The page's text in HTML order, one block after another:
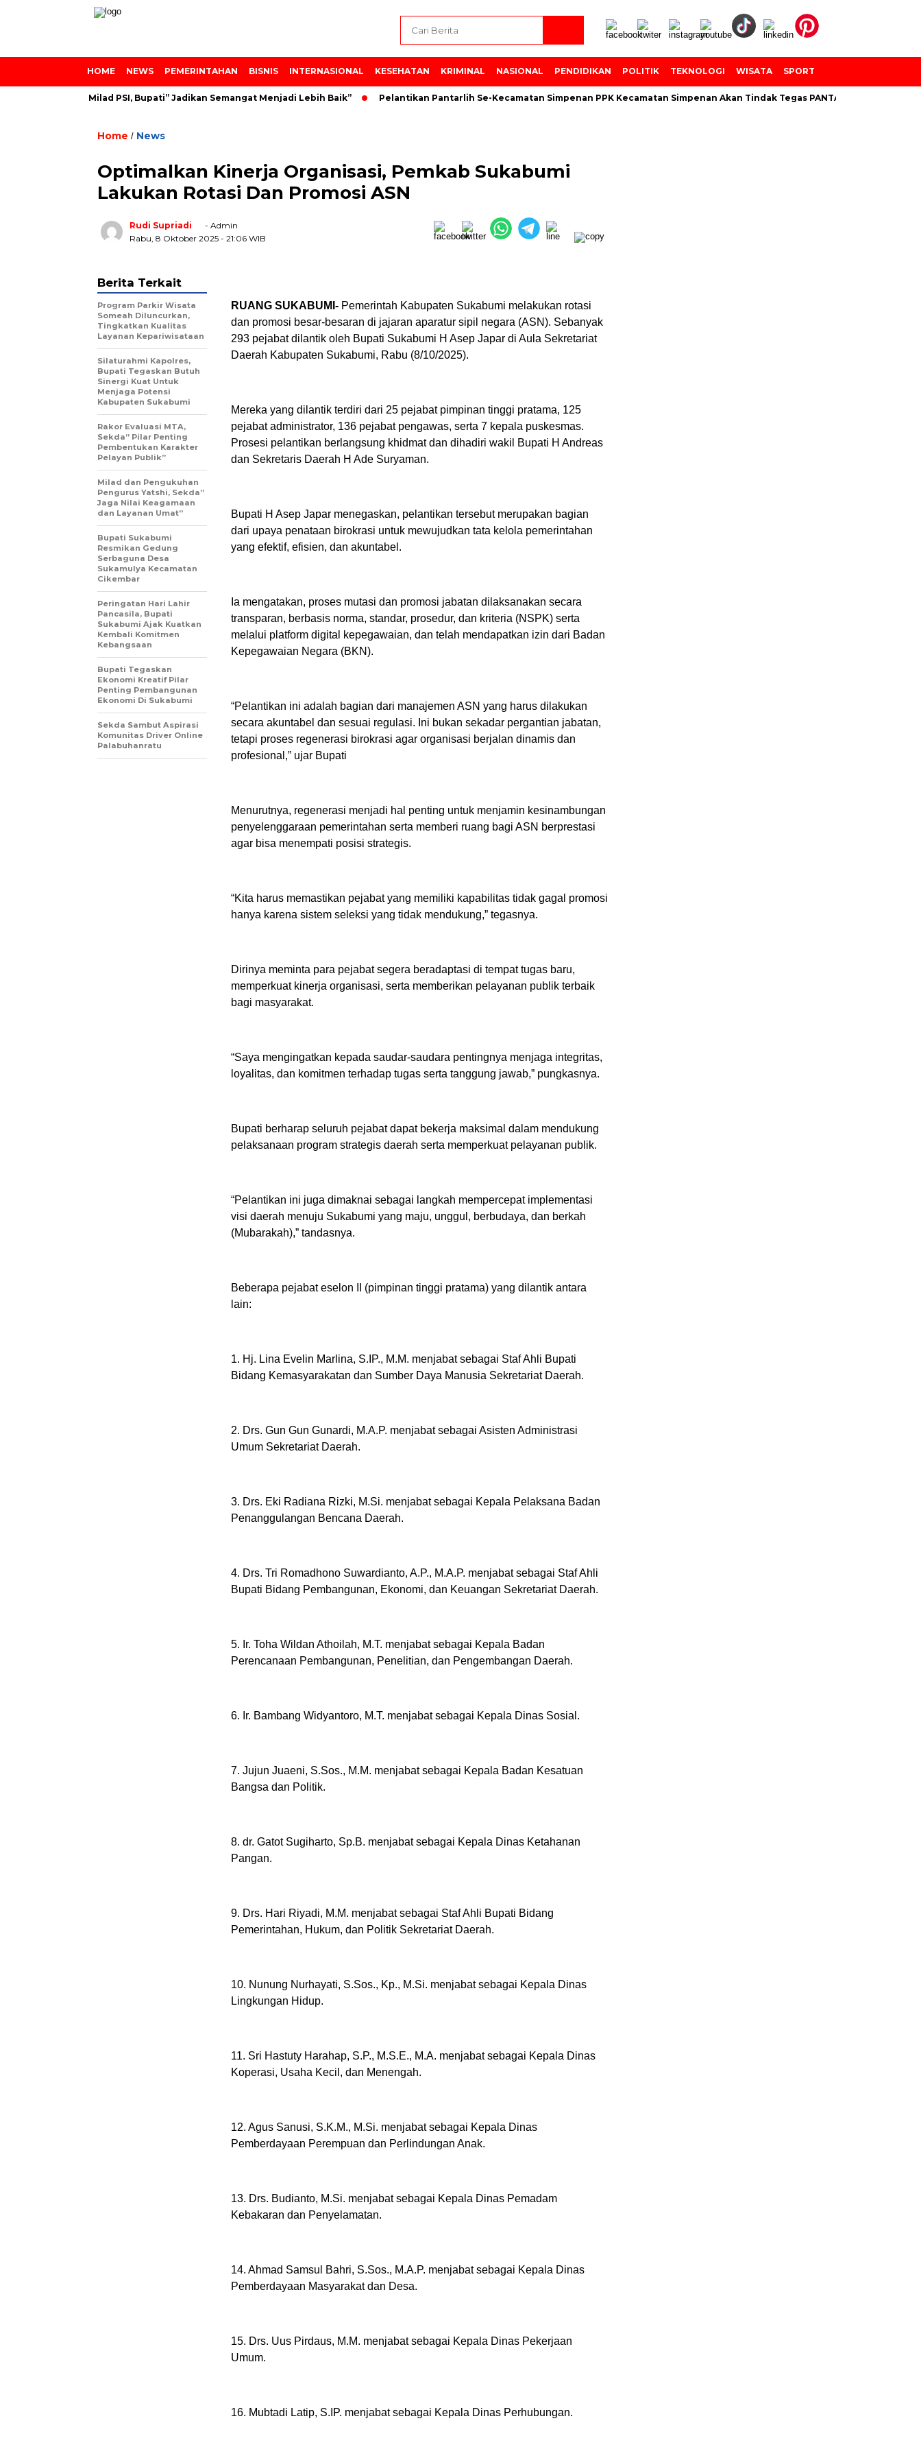
HOME NEWS PEMERINTAHAN BISNIS INTERNASIONAL KESEHATAN KRIMINAL NASIONAL PENDIDIKAN POLITIK TEKNOLOGI WISATA SPORT
dan Milad PSI, Bupati” Jadikan Semangat Menjadi Lebih Baik” Pelantikan Pantarlih Se-Kecamatan Simpenan PPK Kecamatan Simpenan Akan Tindak Tegas PANTARLIH Yang Tembak
Home / News
Optimalkan Kinerja Organisasi, Pemkab Sukabumi
Lakukan Rotasi Dan Promosi ASN
Rudi Supriadi
- Admin
Rabu, 8 Oktober 2025 - 21:06 WIB
RUANG SUKABUMI- Pemerintah Kabupaten Sukabumi melakukan rotasi
dan promosi besar-besaran di jajaran aparatur sipil negara (ASN). Sebanyak
293 pejabat dilantik oleh Bupati Sukabumi H Asep Japar di Aula Sekretariat
Daerah Kabupaten Sukabumi, Rabu (8/10/2025).
Mereka yang dilantik terdiri dari 25 pejabat pimpinan tinggi pratama, 125
pejabat administrator, 136 pejabat pengawas, serta 7 kepala puskesmas.
Prosesi pelantikan berlangsung khidmat dan dihadiri wakil Bupati H Andreas
dan Sekretaris Daerah H Ade Suryaman.
Bupati H Asep Japar menegaskan, pelantikan tersebut merupakan bagian
dari upaya penataan birokrasi untuk mewujudkan tata kelola pemerintahan
yang efektif, efisien, dan akuntabel.
Ia mengatakan, proses mutasi dan promosi jabatan dilaksanakan secara
transparan, berbasis norma, standar, prosedur, dan kriteria (NSPK) serta
melalui platform digital kepegawaian, dan telah mendapatkan izin dari Badan
Kepegawaian Negara (BKN).
“Pelantikan ini adalah bagian dari manajemen ASN yang harus dilakukan
secara akuntabel dan sesuai regulasi. Ini bukan sekadar pergantian jabatan,
tetapi proses regenerasi birokrasi agar organisasi berjalan dinamis dan
profesional,” ujar Bupati
Menurutnya, regenerasi menjadi hal penting untuk menjamin kesinambungan
penyelenggaraan pemerintahan serta memberi ruang bagi ASN berprestasi
agar bisa menempati posisi strategis.
“Kita harus memastikan pejabat yang memiliki kapabilitas tidak gagal promosi
hanya karena sistem seleksi yang tidak mendukung,” tegasnya.
Dirinya meminta para pejabat segera beradaptasi di tempat tugas baru,
memperkuat kinerja organisasi, serta memberikan pelayanan publik terbaik
bagi masyarakat.
“Saya mengingatkan kepada saudar-saudara pentingnya menjaga integritas,
loyalitas, dan komitmen terhadap tugas serta tanggung jawab,” pungkasnya.
Bupati berharap seluruh pejabat dapat bekerja maksimal dalam mendukung
pelaksanaan program strategis daerah serta memperkuat pelayanan publik.
“Pelantikan ini juga dimaknai sebagai langkah mempercepat implementasi
visi daerah menuju Sukabumi yang maju, unggul, berbudaya, dan berkah
(Mubarakah),” tandasnya.
Beberapa pejabat eselon II (pimpinan tinggi pratama) yang dilantik antara
lain:
1. Hj. Lina Evelin Marlina, S.IP., M.M. menjabat sebagai Staf Ahli Bupati
Bidang Kemasyarakatan dan Sumber Daya Manusia Sekretariat Daerah.
2. Drs. Gun Gun Gunardi, M.A.P. menjabat sebagai Asisten Administrasi
Umum Sekretariat Daerah.
3. Drs. Eki Radiana Rizki, M.Si. menjabat sebagai Kepala Pelaksana Badan
Penanggulangan Bencana Daerah.
4. Drs. Tri Romadhono Suwardianto, A.P., M.A.P. menjabat sebagai Staf Ahli
Bupati Bidang Pembangunan, Ekonomi, dan Keuangan Sekretariat Daerah.
5. Ir. Toha Wildan Athoilah, M.T. menjabat sebagai Kepala Badan
Perencanaan Pembangunan, Penelitian, dan Pengembangan Daerah.
6. Ir. Bambang Widyantoro, M.T. menjabat sebagai Kepala Dinas Sosial.
7. Jujun Juaeni, S.Sos., M.M. menjabat sebagai Kepala Badan Kesatuan
Bangsa dan Politik.
8. dr. Gatot Sugiharto, Sp.B. menjabat sebagai Kepala Dinas Ketahanan
Pangan.
9. Drs. Hari Riyadi, M.M. menjabat sebagai Staf Ahli Bupati Bidang
Pemerintahan, Hukum, dan Politik Sekretariat Daerah.
10. Nunung Nurhayati, S.Sos., Kp., M.Si. menjabat sebagai Kepala Dinas
Lingkungan Hidup.
11. Sri Hastuty Harahap, S.P., M.S.E., M.A. menjabat sebagai Kepala Dinas
Koperasi, Usaha Kecil, dan Menengah.
12. Agus Sanusi, S.K.M., M.Si. menjabat sebagai Kepala Dinas
Pemberdayaan Perempuan dan Perlindungan Anak.
13. Drs. Budianto, M.Si. menjabat sebagai Kepala Dinas Pemadam
Kebakaran dan Penyelamatan.
14. Ahmad Samsul Bahri, S.Sos., M.A.P. menjabat sebagai Kepala Dinas
Pemberdayaan Masyarakat dan Desa.
15. Drs. Uus Pirdaus, M.M. menjabat sebagai Kepala Dinas Pekerjaan
Umum.
16. Mubtadi Latip, S.IP. menjabat sebagai Kepala Dinas Perhubungan.
Berita Terkait
Program Parkir Wisata
Someah Diluncurkan,
Tingkatkan Kualitas
Layanan Kepariwisataan
Silaturahmi Kapolres,
Bupati Tegaskan Butuh
Sinergi Kuat Untuk
Menjaga Potensi
Kabupaten Sukabumi
Rakor Evaluasi MTA,
Sekda” Pilar Penting
Pembentukan Karakter
Pelayan Publik”
Milad dan Pengukuhan
Pengurus Yatshi, Sekda”
Jaga Nilai Keagamaan
dan Layanan Umat”
Bupati Sukabumi
Resmikan Gedung
Serbaguna Desa
Sukamulya Kecamatan
Cikembar
Peringatan Hari Lahir
Pancasila, Bupati
Sukabumi Ajak Kuatkan
Kembali Komitmen
Kebangsaan
Bupati Tegaskan
Ekonomi Kreatif Pilar
Penting Pembangunan
Ekonomi Di Sukabumi
Sekda Sambut Aspirasi
Komunitas Driver Online
Palabuhanratu